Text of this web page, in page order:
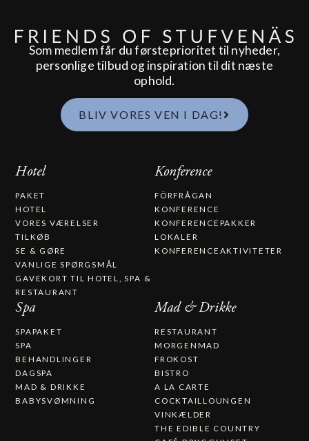
Som medlem får du førsteprioritet til nyheder,
personlige tilbud og inspiration til dit næste
ophold.
BLIV VORES VEN I DAG!
Hotel
PAKET
HOTEL
VORES VÆRELSER
TILKØB
SE & GØRE
VANLIGE SPØRGSMÅL
GAVEKORT TIL HOTEL, SPA &
RESTAURANT​
Konference
FÖRFRÅGAN
KONFERENCE
KONFERENCEPAKKER
LOKALER
KONFERENCEAKTIVITETER
Spa
SPAPAKET
SPA
BEHANDLINGER
DAGSPA
MAD & DRIKKE
BABYSVØMNING
Mad & Drikke
RESTAURANT
MORGENMAD
FROKOST
BISTRO
A LA CARTE
COCKTAILLOUNGEN
VINKÆLDER
THE EDIBLE COUNTRY